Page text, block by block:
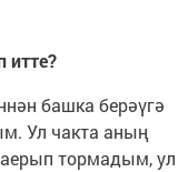
итте?
башка берәүгә
Ул чакта аның
тормадым, ул